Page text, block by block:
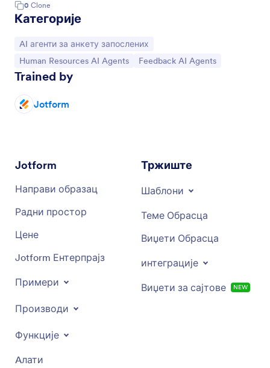
0 Clone
Категорије
Иди на категорију:
AI агенти за анкету запослених
Иди на категорију:
Human Resources AI Agents Иди на категорију:
Feedback AI Agents
Trained by
Jotform
Jotform
Направи образац
Радни простор
Цене
Jotform Ентерпрајз
Примери
Производи
Функције
Aлати
Тржиште
Шаблони
Теме Обрасца
Виџети Обрасца
интеграције
Виџети за сајтове NEW